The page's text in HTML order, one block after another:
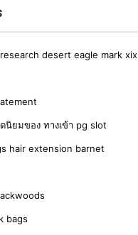
desert eagle mark xix
นิยมของ ทางเข้า pg slot
hair extension barnet
bags